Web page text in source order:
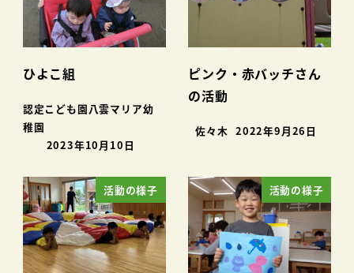
ひよこ組
認定こども園八雲マリア幼
稚園
2023年10月10日
ピンク・赤バッチさん
の活動
佐々木 2022年9月26日
活動の様子 活動の様子